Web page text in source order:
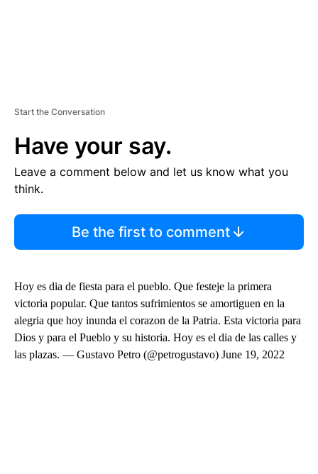
Start the Conversation
Have your say.
Leave a comment below and let us know what you
think.
Be the first to comment
Hoy es dia de fiesta para el pueblo. Que festeje la primera
victoria popular. Que tantos sufrimientos se amortiguen en la
alegria que hoy inunda el corazon de la Patria. Esta victoria para
Dios y para el Pueblo y su historia. Hoy es el dia de las calles y
las plazas. — Gustavo Petro (@petrogustavo) June 19, 2022